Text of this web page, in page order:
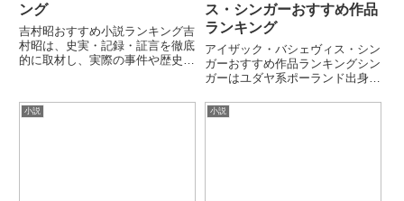
ング
吉村昭おすすめ小説ランキング吉
村昭は、史実・記録・証言を徹底
的に取材し、実際の事件や歴史を
など多様な題材を、冷静かつ緻密
な筆致で描く作風が特徴です。本
ス・シンガーおすすめ作品
ランキング
アイザック・バシェヴィス・シン
ガーおすすめ作品ランキングシン
ガーはユダヤ系ポーランド出身の
表的存在です。超自然・倫理・欲
望・信仰の揺らぎを描いた短編・
小説 小説